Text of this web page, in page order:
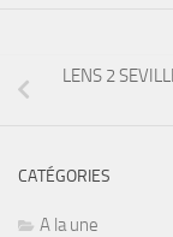
LENS 2
CATÉGORIES
A la une